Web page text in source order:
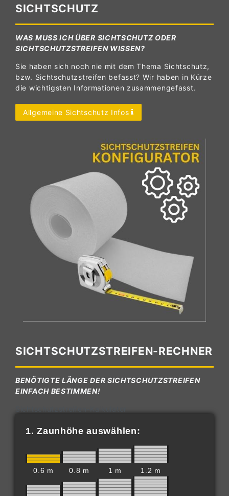
SICHTSCHUTZ
WAS MUSS ICH ÜBER SICHTSCHUTZ ODER
SICHTSCHUTZSTREIFEN WISSEN?
Sie haben sich noch nie mit dem Thema Sichtschutz,
bzw. Sichtschutzstreifen befasst? Wir haben in Kürze
die wichtigsten Informationen zusammengefasst.
Allgemeine Sichtschutz Infos
SICHTSCHUTZSTREIFEN-RECHNER
BENÖTIGTE LÄNGE DER SICHTSCHUTZSTREIFEN
EINFACH BESTIMMEN!
1. Zaunhöhe auswählen:
0.6 m 0.8 m 1 m 1.2 m